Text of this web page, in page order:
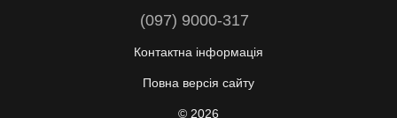
(097) 9000-317
Контактна інформація
Повна версія сайту
© 2026